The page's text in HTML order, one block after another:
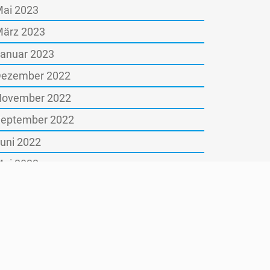
2023
2023
2023
2022
2022
2022
2022
2022